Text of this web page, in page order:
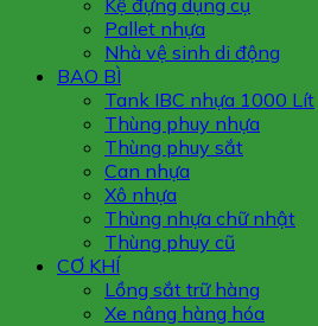
Kệ đựng dụng cụ
Pallet nhựa
Nhà vệ sinh di động
BAO BÌ
Tank IBC nhựa 1000 Lít
Thùng phuy nhựa
Thùng phuy sắt
Can nhựa
Xô nhựa
Thùng nhựa chữ nhật
Thùng phuy cũ
CƠ KHÍ
Lồng sắt trữ hàng
Xe nâng hàng hóa